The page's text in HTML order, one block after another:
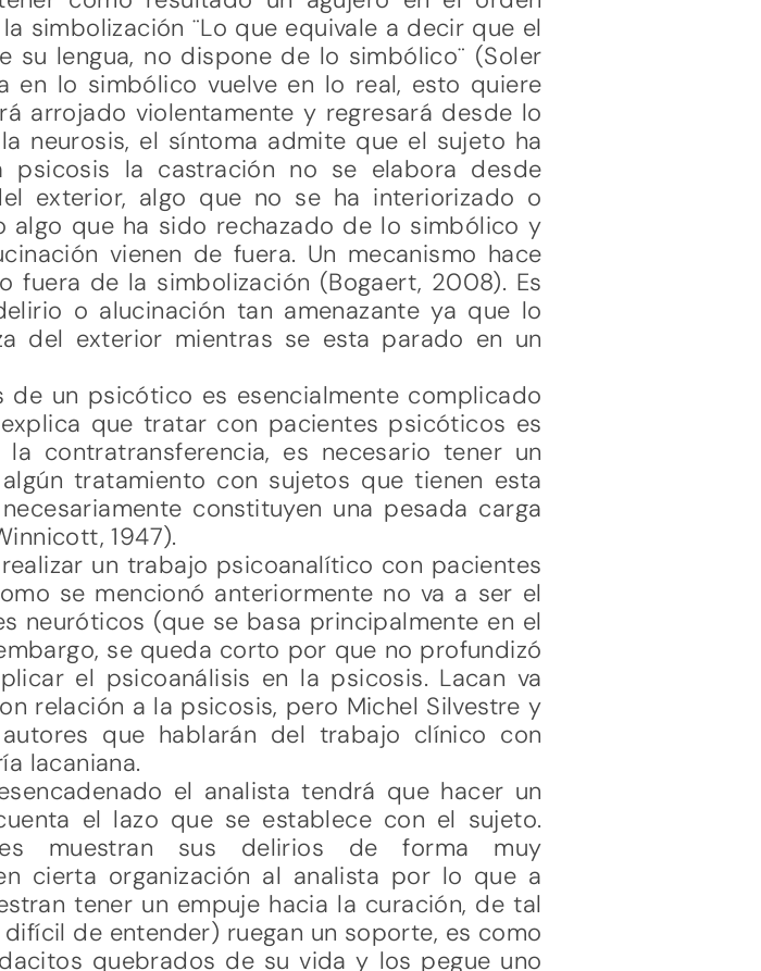
simbolización ¨Lo que equivale a decir que el
su lengua, no dispone de lo simbólico¨ (Soler
lo simbólico vuelve en lo real, esto quiere
arrojado violentamente y regresará desde lo
neurosis, el síntoma admite que el sujeto ha
psicosis la castración no se elabora desde
exterior, algo que no se ha interiorizado o
que ha sido rechazado de lo simbólico y
vienen de fuera. Un mecanismo hace
de la simbolización (Bogaert, 2008). Es
o alucinación tan amenazante ya que lo
del exterior mientras se esta parado en un
de un psicótico es esencialmente complicado
que tratar con pacientes psicóticos es
contratransferencia, es necesario tener un
tratamiento con sujetos que tienen esta
constituyen una pesada carga
1947).
un trabajo psicoanalítico con pacientes
se mencionó anteriormente no va a ser el
neuróticos (que se basa principalmente en el
se queda corto por que no profundizó
el psicoanálisis en la psicosis. Lacan va
relación a la psicosis, pero Michel Silvestre y
que hablarán del trabajo clínico con
lacaniana.
el analista tendrá que hacer un
el lazo que se establece con el sujeto.
muestran sus delirios de forma muy
cierta organización al analista por lo que a
tener un empuje hacia la curación, de tal
de entender) ruegan un soporte, es como
quebrados de su vida y los pegue uno